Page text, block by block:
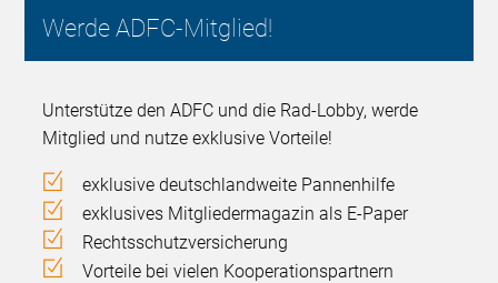
Werde ADFC-Mitglied!
Unterstütze den ADFC und die Rad-Lobby, werde
Mitglied und nutze exklusive Vorteile!
exklusive deutschlandweite Pannenhilfe
exklusives Mitgliedermagazin als E-Paper
Rechtsschutzversicherung
Vorteile bei vielen Kooperationspartnern